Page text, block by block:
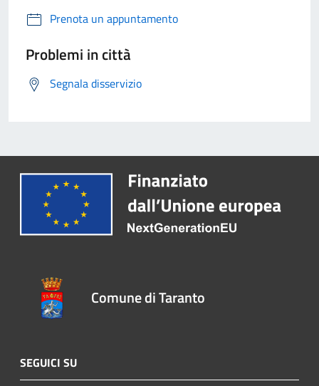
Prenota un appuntamento
Problemi in città
Segnala disservizio
Comune di Taranto
SEGUICI SU